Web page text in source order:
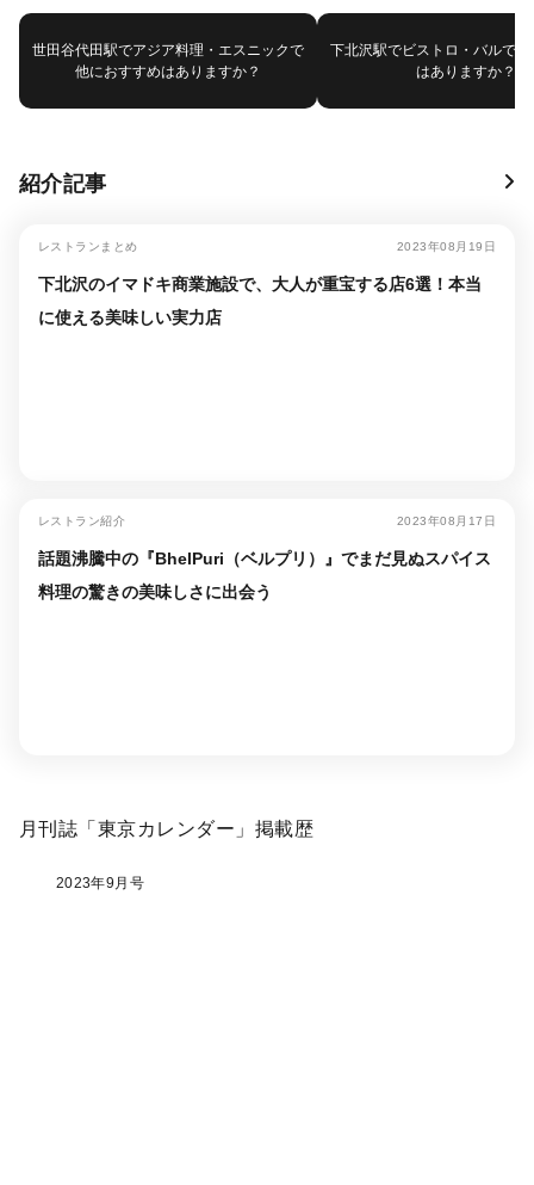
世田谷代田駅でアジア料理・エスニックで
他におすすめはありますか？
下北沢駅でビストロ・バルで
はありますか？
紹介記事
レストランまとめ 2023年08月19日
下北沢のイマドキ商業施設で、大人が重宝する店6選！本当
に使える美味しい実力店
レストラン紹介 2023年08月17日
話題沸騰中の『BhelPuri（ベルプリ）』でまだ見ぬスパイス
料理の驚きの美味しさに出会う
月刊誌「東京カレンダー」掲載歴
2023年9月号